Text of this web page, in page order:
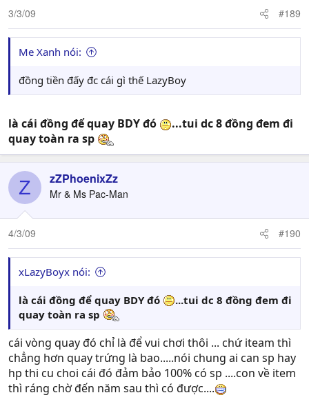
3/3/09 #189
Me Xanh nói:
đồng tiền đấy đc cái gì thế LazyBoy
là cái đồng để quay BDY đó
...tui dc 8 đồng đem đi
quay toàn ra sp
Z zZPhoenixZz
Mr & Ms Pac-Man
4/3/09 #190
xLazyBoyx nói:
là cái đồng để quay BDY đó
...tui dc 8 đồng đem đi
quay toàn ra sp
cái vòng quay đó chỉ là để vui chơi thôi ... chứ iteam thì
chẳng hơn quay trứng là bao.....nói chung ai can sp hay
hp thi cu choi cái đó đảm bảo 100% có sp ....con về item
thì ráng chờ đến năm sau thì có được....